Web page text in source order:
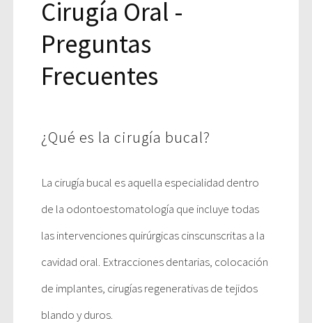
Cirugía Oral -
Preguntas
Frecuentes
¿Qué es la cirugía bucal?
La cirugía bucal es aquella especialidad dentro
de la odontoestomatología que incluye todas
las intervenciones quirúrgicas cinscunscritas a la
cavidad oral. Extracciones dentarias, colocación
de implantes, cirugías regenerativas de tejidos
blando y duros.